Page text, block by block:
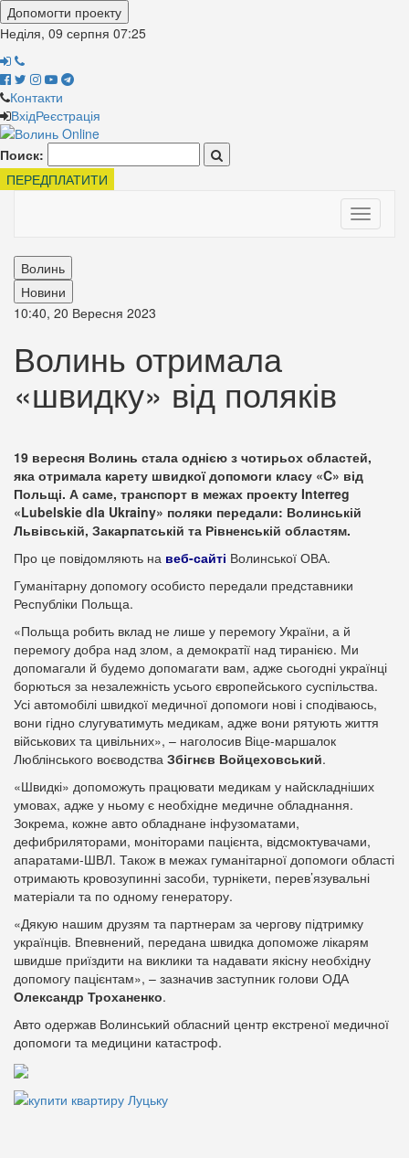
Допомогти проекту
Неділя, 09 серпня 07:25
Контакти
ВхідРеєстрація
Поиск:
ПЕРЕДПЛАТИТИ
Toggle
Волинь
Новини
10:40, 20 Вересня 2023
Волинь отримала
«швидку» від поляків
19 вересня Волинь стала однією з чотирьох областей,
яка отримала карету швидкої допомоги класу «C» від
Польщі. А саме, транспорт в межах проекту Interreg
«Lubelskie dla Ukrainy» поляки передали: Волинській
Львівській, Закарпатській та Рівненській областям.
Про це повідомляють на веб-сайті Волинської ОВА.
Гуманітарну допомогу особисто передали представники
Республіки Польща.
«Польща робить вклад не лише у перемогу України, а й
перемогу добра над злом, а демократії над тиранією. Ми
допомагали й будемо допомагати вам, адже сьогодні українці
борються за незалежність усього європейського суспільства.
Усі автомобілі швидкої медичної допомоги нові і сподіваюсь,
вони гідно слугуватимуть медикам, адже вони рятують життя
військових та цивільних», – наголосив Віце-маршалок
Люблінського воєводства Збігнєв Войцеховський.
«Швидкі» допоможуть працювати медикам у найскладніших
умовах, адже у ньому є необхідне медичне обладнання.
Зокрема, кожне авто обладнане інфузоматами,
дефибриляторами, моніторами пацієнта, відсмоктувачами,
апаратами-ШВЛ. Також в межах гуманітарної допомоги області
отримають кровозупинні засоби, турнікети, перев’язувальні
матеріали та по одному генератору.
«Дякую нашим друзям та партнерам за чергову підтримку
українців. Впевнений, передана швидка допоможе лікарям
швидше приїздити на виклики та надавати якісну необхідну
допомогу пацієнтам», – зазначив заступник голови ОДА
Олександр Троханенко.
Авто одержав Волинський обласний центр екстреної медичної
допомоги та медицини катастроф.